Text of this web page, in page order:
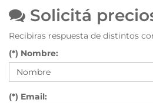
Solicitá
Recibiras respuesta de distintos
(*) Nombre:
(*) Email: